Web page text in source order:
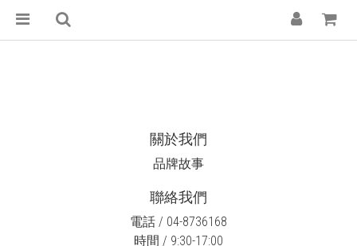
關於我們
品牌故事
聯絡我們
電話 / 04-8736168
時間 / 9:30-17:00